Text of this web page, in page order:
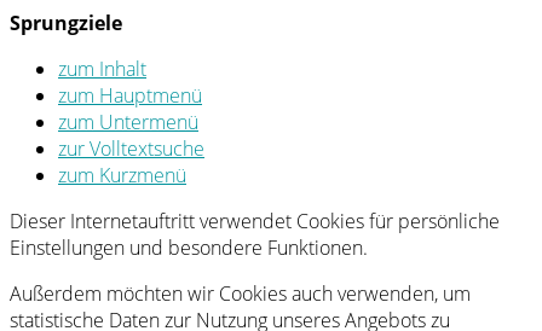
Sprungziele
zum Inhalt
zum Hauptmenü
zum Untermenü
zur Volltextsuche
zum Kurzmenü
Dieser Internetauftritt verwendet Cookies für persönliche
Einstellungen und besondere Funktionen.
Außerdem möchten wir Cookies auch verwenden, um
statistische Daten zur Nutzung unseres Angebots zu